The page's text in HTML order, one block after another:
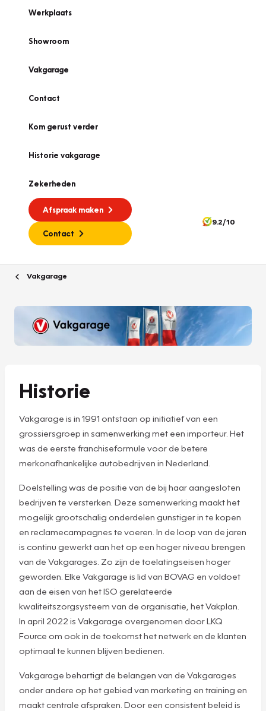
Werkplaats
Showroom
Vakgarage
Contact
Kom gerust verder
Historie vakgarage
Zekerheden
Afspraak maken
Contact
9.2/10
Vakgarage
Historie
Vakgarage is in 1991 ontstaan op initiatief van een
grossiersgroep in samenwerking met een importeur. Het
was de eerste franchiseformule voor de betere
merkonafhankelijke autobedrijven in Nederland.
Doelstelling was de positie van de bij haar aangesloten
bedrijven te versterken. Deze samenwerking maakt het
mogelijk grootschalig onderdelen gunstiger in te kopen
en reclamecampagnes te voeren. In de loop van de jaren
is continu gewerkt aan het op een hoger niveau brengen
van de Vakgarages. Zo zijn de toelatingseisen hoger
geworden. Elke Vakgarage is lid van BOVAG en voldoet
aan de eisen van het ISO gerelateerde
kwaliteitszorgsysteem van de organisatie, het Vakplan.
In april 2022 is Vakgarage overgenomen door LKQ
Fource om ook in de toekomst het netwerk en de klanten
optimaal te kunnen blijven bedienen.
Vakgarage behartigt de belangen van de Vakgarages
onder andere op het gebied van marketing en training en
maakt centrale afspraken. Door een consistent beleid is